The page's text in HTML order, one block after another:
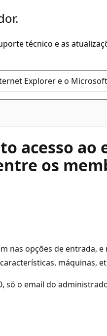
técnico e as
Explorer e o
acesso ao
os
nas opções de entrada,
máquinas,
o email do